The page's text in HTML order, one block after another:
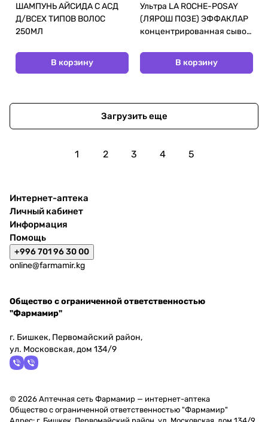
ШАМПУНЬ АЙСИДА С АСД
Д/ВСЕХ ТИПОВ ВОЛОС
250МЛ
В корзину
Ультра LA ROCHE-POSAY
(ЛЯРОШ ПОЗЕ) ЭФФАКЛАР
концентрированная сывор
В корзину
Загрузить еще
1 2 3 4 5
Интернет-аптека
Личный кабинет
Информация
Помощь
+996 701 96 30 00
online@farmamir.kg
Общество с ограниченной ответственностью
"Фармамир"
г. Бишкек, Первомайский район,
ул. Московская, дом 134/9
© 2026 Аптечная сеть Фармамир — интернет-аптека
Общество с ограниченной ответственностью "Фармамир"